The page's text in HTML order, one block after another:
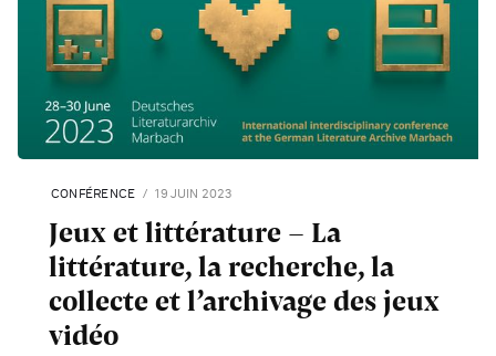
CONFÉRENCE 19 JUIN 2023
Jeux et littérature – La
littérature, la recherche, la
collecte et l’archivage des jeux
vidéo